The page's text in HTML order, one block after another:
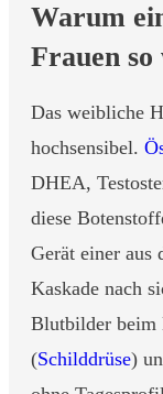
Warum
Frauen
Das weibliche
hochsensibel.
DHEA,
diese
Gerät einer aus
Kaskade nach
Blutbilder beim
(Schilddrüse)